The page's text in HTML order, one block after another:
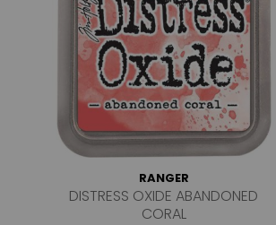
RANGER
DISTRESS OXIDE ABANDONED
CORAL